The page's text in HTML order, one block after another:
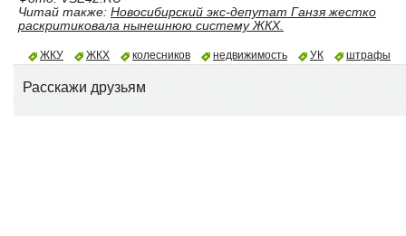
Читай также: Новосибирский экс-депутат Ганзя жестко
раскритиковала нынешнюю систему ЖКХ.
ЖКУ ЖКХ колесников недвижимость УК штрафы
Расскажи друзьям